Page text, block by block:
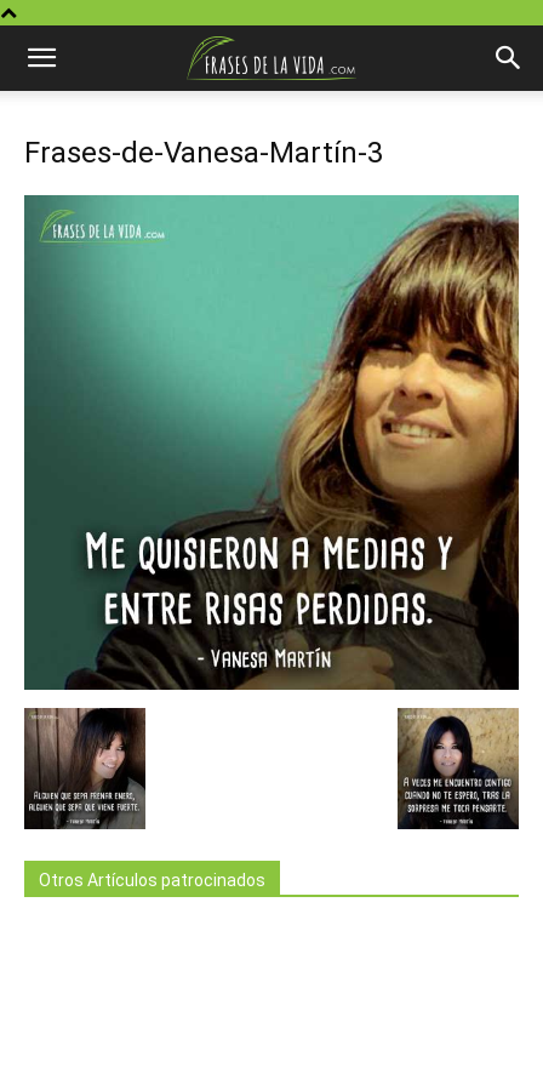
Frases-de-Vanesa-Martín-3
Otros Artículos patrocinados